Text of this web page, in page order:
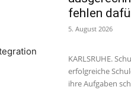
fehlen
5. August 2026
KARLSRUHE.
erfolgreiche
ihre Aufgaben